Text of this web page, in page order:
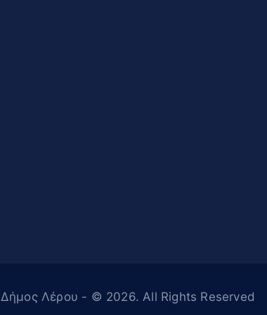
Δήμος Λέρου - © 2026. All Rights Reserved